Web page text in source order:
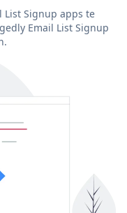
List Signup apps te
Email List Signup